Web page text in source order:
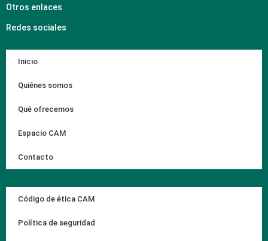
Otros enlaces
Redes sociales
Inicio
Quiénes somos
Qué ofrecemos
Espacio CAM
Contacto
Código de ética CAM
Política de seguridad